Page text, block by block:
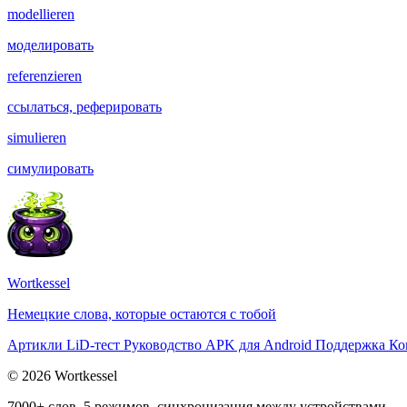
modellieren
моделировать
referenzieren
ссылаться, реферировать
simulieren
симулировать
Wortkessel
Немецкие слова, которые остаются с тобой
Артикли LiD-тест Руководство APK для Android Поддержка
© 2026 Wortkessel